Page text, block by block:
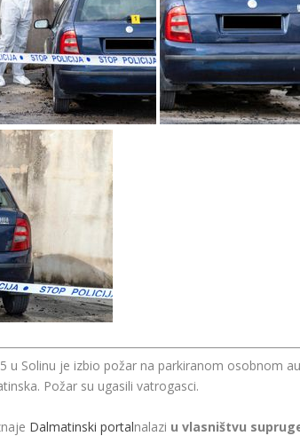
u Solinu je izbio požar na parkiranom osobnom
Požar su ugasili vatrogasci.
Dalmatinski portalnalazi u vlasništvu